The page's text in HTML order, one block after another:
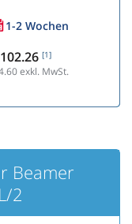
1-2 Wochen
[1]
exkl. MwSt.
Beamer
2